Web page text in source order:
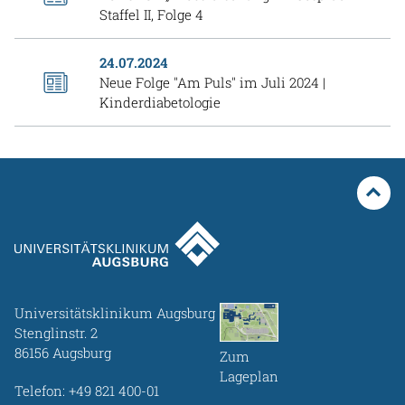
Staffel II, Folge 4
24.07.2024
Neue Folge "Am Puls" im Juli 2024 |
Kinderdiabetologie
Universitätsklinikum Augsburg
Stenglinstr. 2
86156 Augsburg
Telefon: +49 821 400-01
Zum
Lageplan